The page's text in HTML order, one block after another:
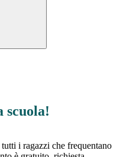
scuola!
i ragazzi che frequentano